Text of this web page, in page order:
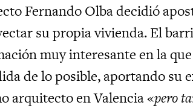
Fernando Olba decidió
su propia vivienda. El
muy interesante en la
de lo posible, aportando su
arquitecto en Valencia «pero